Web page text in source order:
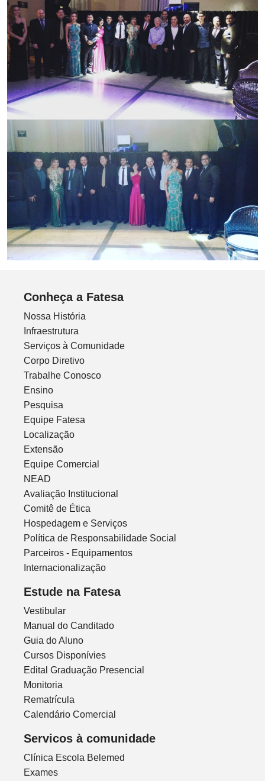
Conheça a Fatesa
Nossa História
Infraestrutura
Serviços à Comunidade
Corpo Diretivo
Trabalhe Conosco
Ensino
Pesquisa
Equipe Fatesa
Localização
Extensão
Equipe Comercial
NEAD
Avaliação Institucional
Comitê de Ética
Hospedagem e Serviços
Política de Responsabilidade Social
Parceiros - Equipamentos
Internacionalização
Estude na Fatesa
Vestibular
Manual do Canditado
Guia do Aluno
Cursos Disponívies
Edital Graduação Presencial
Monitoria
Rematrícula
Calendário Comercial
Servicos à comunidade
Clínica Escola Belemed
Exames